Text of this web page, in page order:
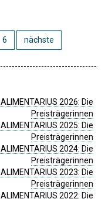
6 nächste
2026: Die
Preisträgerinnen
2025: Die
Preisträgerinnen
2024: Die
Preisträgerinnen
2023: Die
Preisträgerinnen
2022: Die